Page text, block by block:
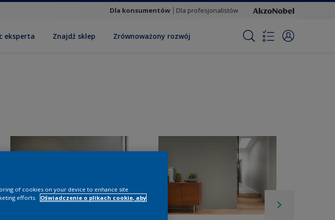
Dla konsumentów Dla profesjonalistów
eksperta Znajdź sklep Zrównoważony rozwój
of cookies on your device to enhance site
efforts.
Oświadczenie o plikach cookie, aby